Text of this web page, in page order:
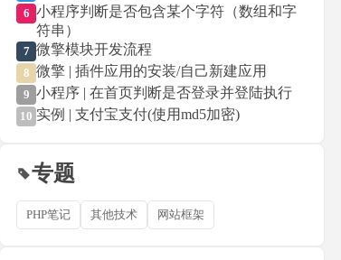
6 小程序判断是否包含某个字符（数组和字
符串）
7 微擎模块开发流程
8 微擎 | 插件应用的安装/自己新建应用
9 小程序 | 在首页判断是否登录并登陆执行
10 实例 | 支付宝支付(使用md5加密)
专题
PHP笔记 其他技术 网站框架